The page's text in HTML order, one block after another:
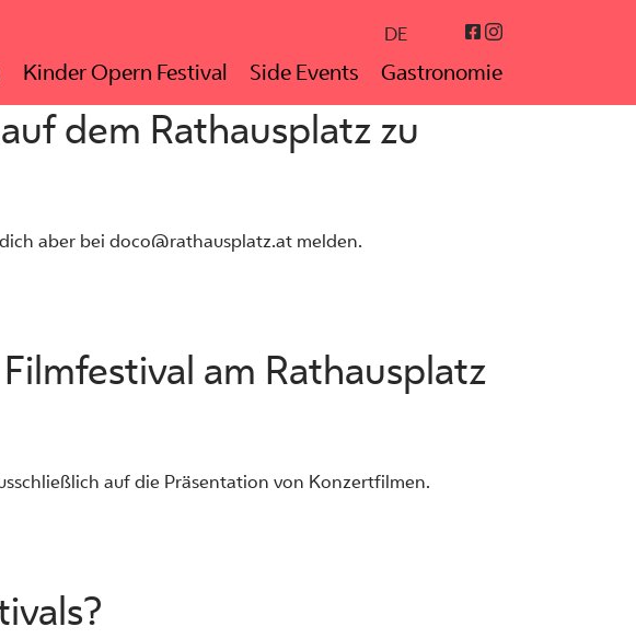
DE Facebook
Kinder Opern Festival Side Events Gastronomie
dem Rathausplatz zu
aber bei doco@rathausplatz.at melden.
am Rathausplatz
auf die Präsentation von Konzertfilmen.